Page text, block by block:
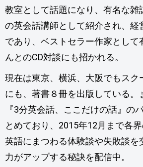
教室として話題になり、有名な雑
の英会話講師として紹介され、経
であり、ベストセラー作家として
んとのCD対談にも招かれる。
現在は東京、横浜、大阪でもスク
にも、著書８冊を出版している。
『3分英会話、ここだけの話』の
とめており、2015年12月まで各界
英語にまつわる体験談や失敗談を
力がアップする秘訣を配信中。